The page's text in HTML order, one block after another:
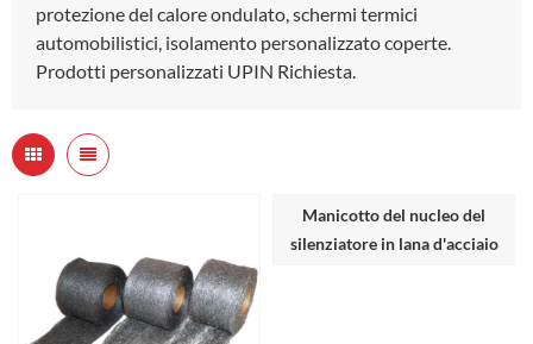
protezione del calore ondulato, schermi termici
automobilistici, isolamento personalizzato coperte.
Prodotti personalizzati UPIN Richiesta.
Manicotto del nucleo del
silenziatore in lana d'acciaio